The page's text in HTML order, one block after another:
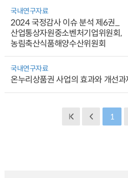
국내연구자료
2024 국정감사 이슈 분석 제6권_
산업통상자원중소벤처기업위원회,
농림축산식품해양수산위원회
국내연구자료
온누리상품권 사업의 효과와 개선과
1